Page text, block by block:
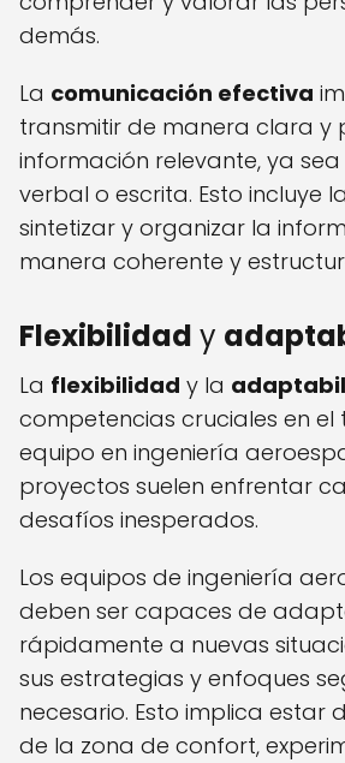
demás.
La comunicación efectiva
transmitir de manera clara y
información relevante, ya
verbal o escrita. Esto incluye
sintetizar y organizar la
manera coherente y
Flexibilidad y
La flexibilidad y la
competencias cruciales en el
equipo en ingeniería
proyectos suelen enfrentar
desafíos inesperados.
Los equipos de ingeniería
deben ser capaces de
rápidamente a nuevas
sus estrategias y enfoques
necesario. Esto implica estar
de la zona de confort,